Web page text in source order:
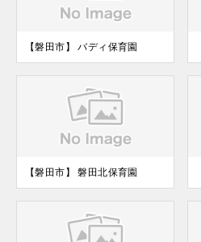
【磐田市】 バディ保育園
【磐田市】 磐田北保育園